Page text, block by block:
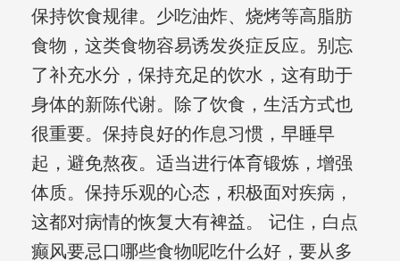
保持饮食规律。少吃油炸、烧烤等高脂肪
食物，这类食物容易诱发炎症反应。别忘
了补充水分，保持充足的饮水，这有助于
身体的新陈代谢。除了饮食，生活方式也
很重要。保持良好的作息习惯，早睡早
起，避免熬夜。适当进行体育锻炼，增强
体质。保持乐观的心态，积极面对疾病，
这都对病情的恢复大有裨益。 记住，白点
癫风要忌口哪些食物呢吃什么好，要从多